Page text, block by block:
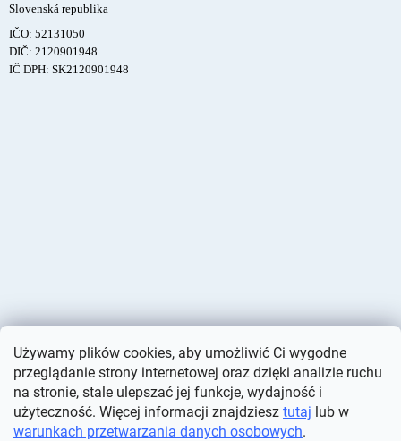
Używamy plików cookies, aby umożliwić Ci wygodne
przeglądanie strony internetowej oraz dzięki analizie ruchu
na stronie, stale ulepszać jej funkcje, wydajność i
użyteczność. Więcej informacji znajdziesz tutaj lub w
warunkach przetwarzania danych osobowych.
Slovenská republika
IČO: 52131050
DIČ: 2120901948
IČ DPH: SK2120901948